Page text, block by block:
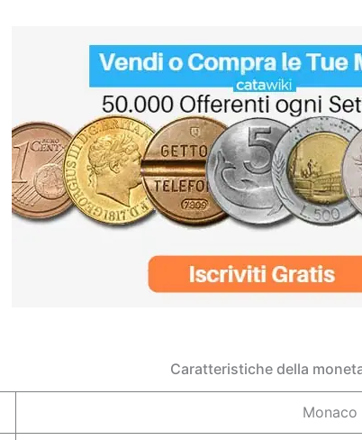
Caratteristiche della
Monaco